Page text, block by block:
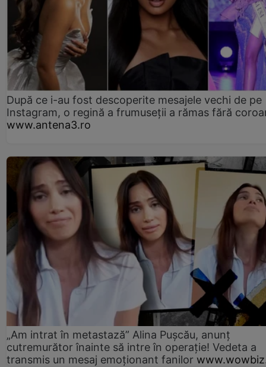
După ce i-au fost descoperite mesajele vechi de pe
Instagram, o regină a frumuseții a rămas fără
www.antena3.ro
„Am intrat în metastază” Alina Pușcău, anunț
cutremurător înainte să intre în operație! Vedeta a
transmis un mesaj emoționant fanilor